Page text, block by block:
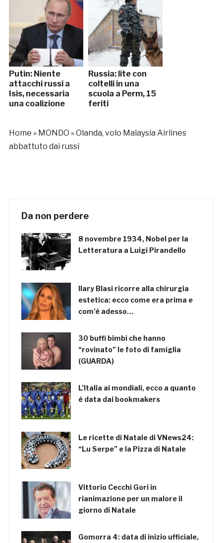
Putin: Niente
attacchi russi a
Isis, necessaria
una coalizione
Russia: lite con
coltelli in una
scuola a Perm, 15
feriti
Home » MONDO »Olanda, volo Malaysia Airlines
abbattuto dai russi
Da non perdere
8 novembre 1934, Nobel per la
Letteratura a Luigi Pirandello
Ilary Blasi ricorre alla chirurgia
estetica: ecco come era prima e
com’è adesso…
30 buffi bimbi che hanno
“rovinato” le foto di famiglia
(GUARDA)
L’Italia ai mondiali, ecco a quanto
è data dai bookmakers
Le ricette di Natale di VNews24:
“Lu Serpe” e la Pizza di Natale
Vittorio Cecchi Gori in
rianimazione per un malore il
giorno di Natale
Gomorra 4: data di inizio ufficiale,